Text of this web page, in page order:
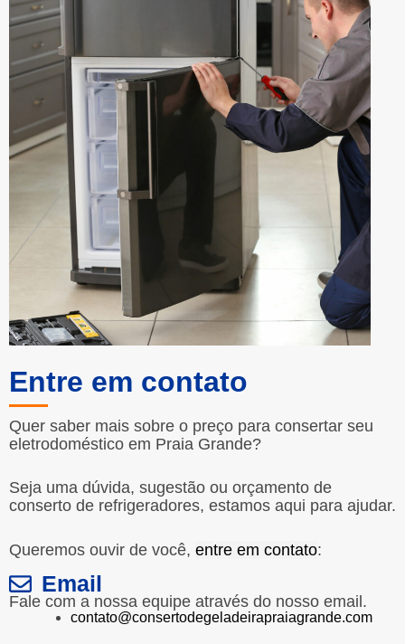
Entre em contato
Quer saber mais sobre o preço para consertar seu
eletrodoméstico em Praia Grande?
Seja uma dúvida, sugestão ou orçamento de
conserto de refrigeradores, estamos aqui para ajudar.
Queremos ouvir de você, entre em contato:
Email
Fale com a nossa equipe através do nosso email.
contato@consertodegeladeirapraiagrande.com